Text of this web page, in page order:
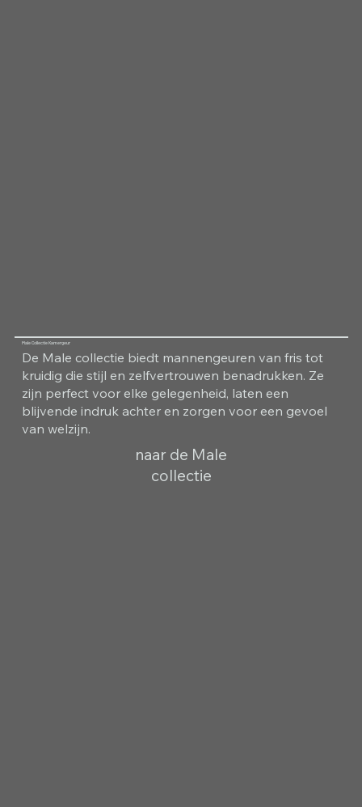
Male Collectie Kamergeur
De Male collectie biedt mannengeuren van fris tot
kruidig die stijl en zelfvertrouwen benadrukken. Ze
zijn perfect voor elke gelegenheid, laten een
blijvende indruk achter en zorgen voor een gevoel
van welzijn.
naar de Male
collectie